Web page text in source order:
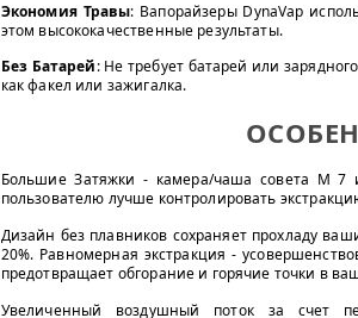
Экономия Травы: Вапорайзеры DynaVap
этом высококачественные результаты.
Без Батарей: Не требует батарей или
как факел или зажигалка.
Большие Затяжки - камера/чаша совета M 7
пользователю лучше контролировать
Дизайн без плавников сохраняет прохладу
20%. Равномерная экстракция -
предотвращает обгорание и горячие точки в
Увеличенный воздушный поток за счет